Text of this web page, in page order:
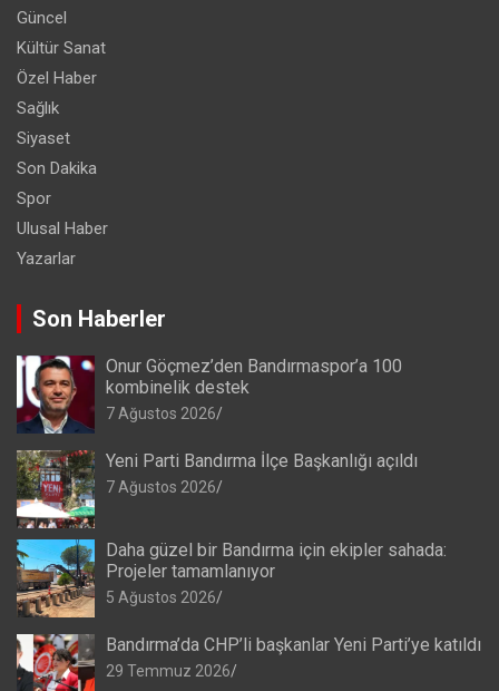
Güncel
Kültür Sanat
Özel Haber
Sağlık
Siyaset
Son Dakika
Spor
Ulusal Haber
Yazarlar
Son Haberler
Onur Göçmez’den Bandırmaspor’a 100
kombinelik destek
7 Ağustos 2026
Yeni Parti Bandırma İlçe Başkanlığı açıldı
7 Ağustos 2026
Daha güzel bir Bandırma için ekipler sahada:
Projeler tamamlanıyor
5 Ağustos 2026
Bandırma’da CHP’li başkanlar Yeni Parti’ye katıldı
29 Temmuz 2026